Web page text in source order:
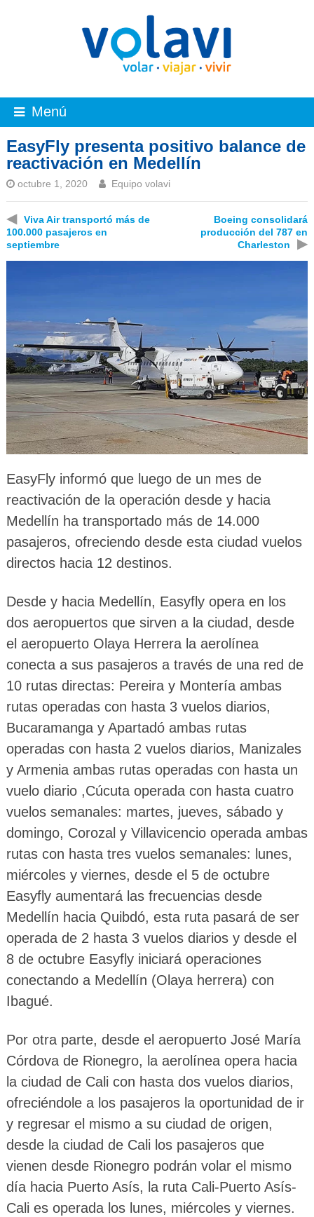
Menú
EasyFly presenta positivo balance de
reactivación en Medellín
octubre 1, 2020 Equipo volavi
◀
Viva Air transportó más de
100.000 pasajeros en
septiembre
Boeing consolidará
producción del 787 en
Charleston
▶
EasyFly informó que luego de un mes de
reactivación de la operación desde y hacia
Medellín ha transportado más de 14.000
pasajeros, ofreciendo desde esta ciudad vuelos
directos hacia 12 destinos.
Desde y hacia Medellín, Easyfly opera en los
dos aeropuertos que sirven a la ciudad, desde
el aeropuerto Olaya Herrera la aerolínea
conecta a sus pasajeros a través de una red de
10 rutas directas: Pereira y Montería ambas
rutas operadas con hasta 3 vuelos diarios,
Bucaramanga y Apartadó ambas rutas
operadas con hasta 2 vuelos diarios, Manizales
y Armenia ambas rutas operadas con hasta un
vuelo diario ,Cúcuta operada con hasta cuatro
vuelos semanales: martes, jueves, sábado y
domingo, Corozal y Villavicencio operada ambas
rutas con hasta tres vuelos semanales: lunes,
miércoles y viernes, desde el 5 de octubre
Easyfly aumentará las frecuencias desde
Medellín hacia Quibdó, esta ruta pasará de ser
operada de 2 hasta 3 vuelos diarios y desde el
8 de octubre Easyfly iniciará operaciones
conectando a Medellín (Olaya herrera) con
Ibagué.
Por otra parte, desde el aeropuerto José María
Córdova de Rionegro, la aerolínea opera hacia
la ciudad de Cali con hasta dos vuelos diarios,
ofreciéndole a los pasajeros la oportunidad de ir
y regresar el mismo a su ciudad de origen,
desde la ciudad de Cali los pasajeros que
vienen desde Rionegro podrán volar el mismo
día hacia Puerto Asís, la ruta Cali-Puerto Asís-
Cali es operada los lunes, miércoles y viernes.